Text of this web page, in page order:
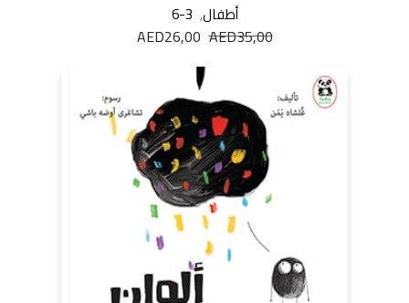
أطفال,
6-3
AED35,00
السعر
الأصلي
هو:
AED35,00.
AED26,00
AED26,00.